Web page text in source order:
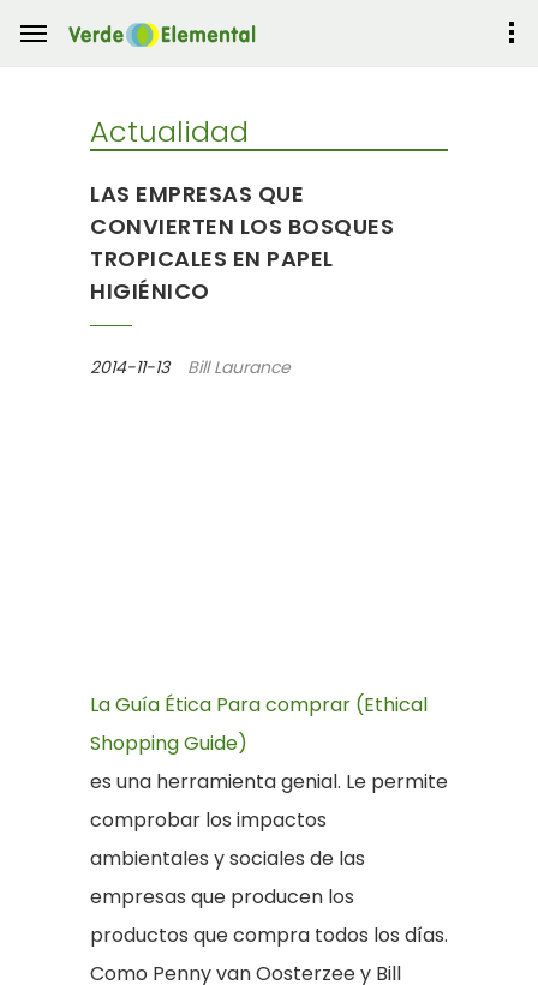
Actualidad
LAS EMPRESAS QUE
CONVIERTEN LOS BOSQUES
TROPICALES EN PAPEL
HIGIÉNICO
2014-11-13 Bill Laurance
La Guía Ética Para comprar (Ethical
Shopping Guide)
es una herramienta genial. Le permite
comprobar los impactos
ambientales y sociales de las
empresas que producen los
productos que compra todos los días.
Como Penny van Oosterzee y Bill